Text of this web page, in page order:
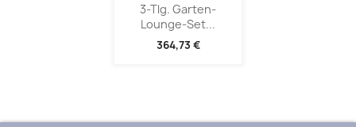
3-Tlg. Garten-
Lounge-Set...
364,73 €